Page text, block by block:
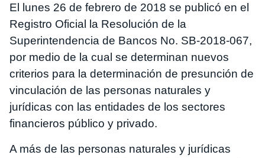
El lunes 26 de febrero de 2018 se publicó en el
Registro Oficial la Resolución de la
Superintendencia de Bancos No. SB-2018-067,
por medio de la cual se determinan nuevos
criterios para la determinación de presunción de
vinculación de las personas naturales y
jurídicas con las entidades de los sectores
financieros público y privado.
A más de las personas naturales y jurídicas